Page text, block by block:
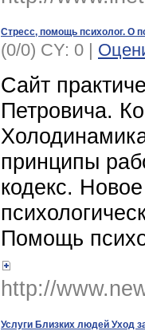
Стресс, помощь психолог. О
(0/0) CY: 0 |
Сайт
Петровича.
принципы
кодекс.
Помощь
http://
Услуги Близких людей Уход